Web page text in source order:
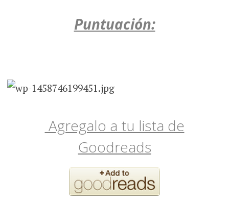
Puntuación:
Agregalo a tu lista de
Goodreads